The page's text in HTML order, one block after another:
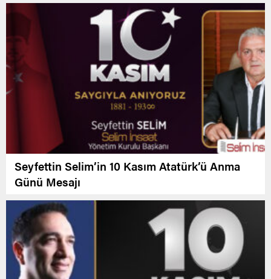
Seyfettin Selim’in 10 Kasım Atatürk’ü Anma
Günü Mesajı